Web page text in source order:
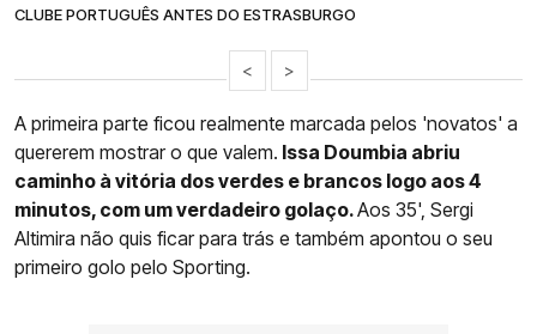
CLUBE PORTUGUÊS ANTES DO ESTRASBURGO
< >
A primeira parte ficou realmente marcada pelos 'novatos' a
quererem mostrar o que valem. Issa Doumbia abriu
caminho à vitória dos verdes e brancos logo aos 4
minutos, com um verdadeiro golaço.Aos 35', Sergi
Altimira não quis ficar para trás e também apontou o seu
primeiro golo pelo Sporting.